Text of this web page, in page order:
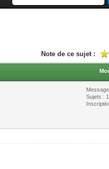
Note de ce sujet :
Sujets :